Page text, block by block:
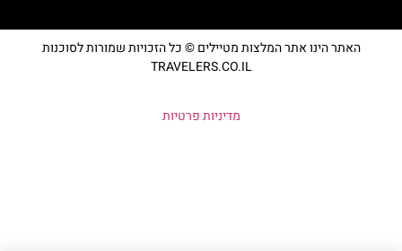
האתר הינו אתר המלצות מטיילים © כל הזכויות שמורות לסוכנות
TRAVELERS.CO.IL
מדיניות פרטיות